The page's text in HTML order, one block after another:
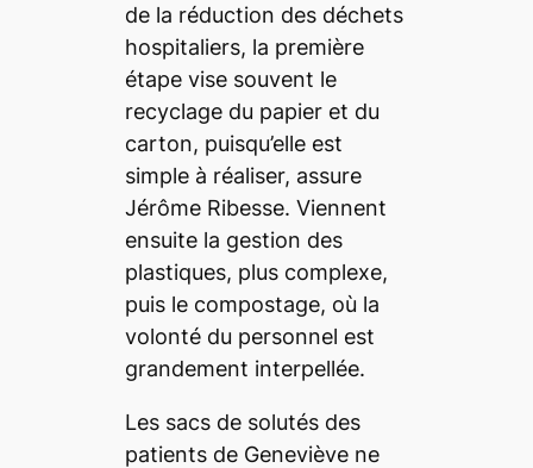
de la réduction des déchets
hospitaliers, la première
étape vise souvent le
recyclage du papier et du
carton, puisqu’elle est
simple à réaliser, assure
Jérôme Ribesse. Viennent
ensuite la gestion des
plastiques, plus complexe,
puis le compostage, où la
volonté du personnel est
grandement interpellée.
Les sacs de solutés des
patients de Geneviève ne